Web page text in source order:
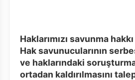
Haklarımızı savunma
Hak savunucularının
ve haklarındaki
ortadan kaldırılmasını